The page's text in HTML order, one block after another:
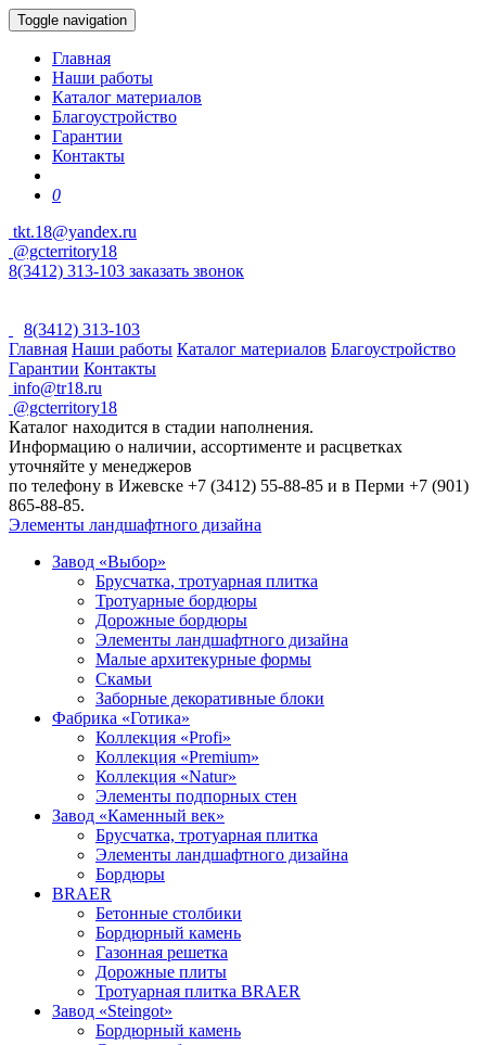
Toggle navigation
Главная
Наши работы
Каталог материалов
Благоустройство
Гарантии
Контакты
0
tkt.18@yandex.ru
@gcterritory18
8(3412) 313-103 заказать звонок
8(3412) 313-103
Главная Наши работы Каталог материалов Благоустройство
Гарантии Контакты
info@tr18.ru
@gcterritory18
Каталог находится в стадии наполнения.
Информацию о наличии, ассортименте и расцветках
уточняйте у менеджеров
по телефону в Ижевске +7 (3412) 55-88-85 и в Перми +7 (901)
865-88-85.
Элементы ландшафтного дизайна
Завод «Выбор»
Брусчатка, тротуарная плитка
Тротуарные бордюры
Дорожные бордюры
Элементы ландшафтного дизайна
Малые архитекурные формы
Скамьи
Заборные декоративные блоки
Фабрика «Готика»
Коллекция «Profi»
Коллекция «Premium»
Коллекция «Natur»
Элементы подпорных стен
Завод «Каменный век»
Брусчатка, тротуарная плитка
Элементы ландшафтного дизайна
Бордюры
BRAER
Бетонные столбики
Бордюрный камень
Газонная решетка
Дорожные плиты
Тротуарная плитка BRAER
Завод «Steingot»
Бордюрный камень